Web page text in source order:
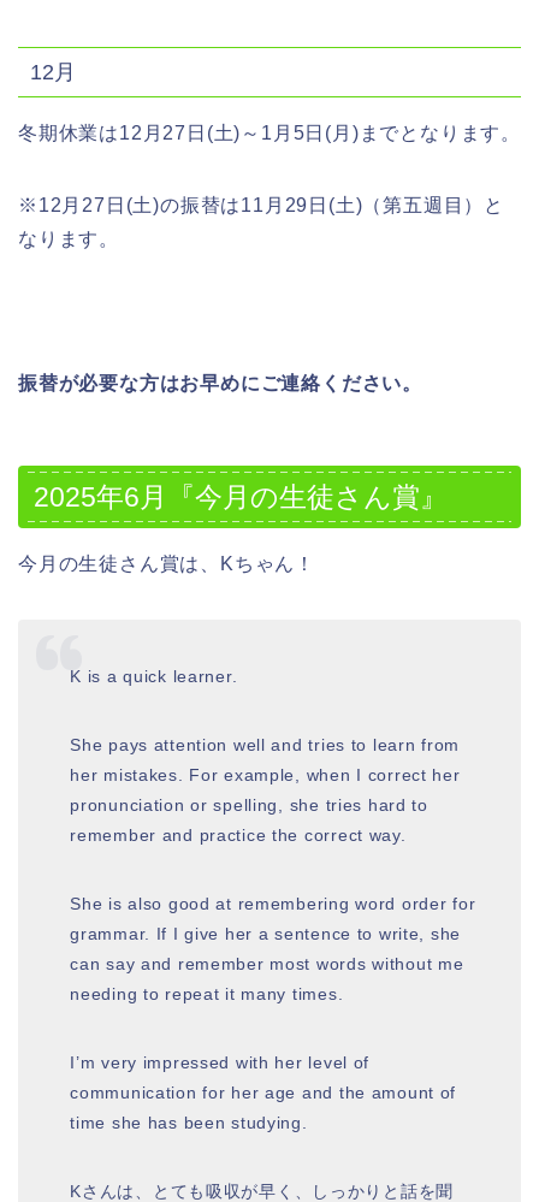
12月
冬期休業は12月27日(土)～1月5日(月)までとなります。
※12月27日(土)の振替は11月29日(土)（第五週目）と
なります。
振替が必要な方はお早めにご連絡ください。
2025年6月『今月の生徒さん賞』
今月の生徒さん賞は、Kちゃん！
K is a quick learner.
She pays attention well and tries to learn from
her mistakes. For example, when I correct her
pronunciation or spelling, she tries hard to
remember and practice the correct way.
She is also good at remembering word order for
grammar. If I give her a sentence to write, she
can say and remember most words without me
needing to repeat it many times.
I’m very impressed with her level of
communication for her age and the amount of
time she has been studying.
Kさんは、とても吸収が早く、しっかりと話を聞